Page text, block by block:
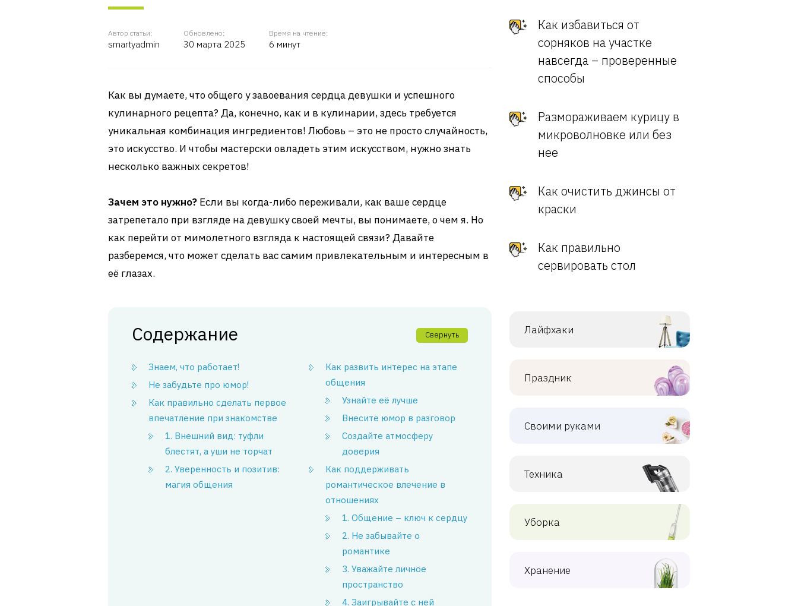
Автор статьи:
smartyadmin
Обновлено:
30 марта 2025
Время на чтение:
6 минут
Как вы думаете, что общего у завоевания сердца девушки и успешного
кулинарного рецепта? Да, конечно, как и в кулинарии, здесь требуется
уникальная комбинация ингредиентов! Любовь – это не просто случайность,
это искусство. И чтобы мастерски овладеть этим искусством, нужно знать
несколько важных секретов!
Зачем это нужно? Если вы когда-либо переживали, как ваше сердце
затрепетало при взгляде на девушку своей мечты, вы понимаете, о чем я. Но
как перейти от мимолетного взгляда к настоящей связи? Давайте
разберемся, что может сделать вас самим привлекательным и интересным в
её глазах.
Содержание Свернуть
Знаем, что работает!
Не забудьте про юмор!
Как правильно сделать первое
впечатление при знакомстве
1. Внешний вид: туфли
блестят, а уши не торчат
2. Уверенность и позитив:
магия общения
Как развить интерес на этапе
общения
Узнайте её лучше
Внесите юмор в разговор
Создайте атмосферу
доверия
Как поддерживать
романтическое влечение в
отношениях
1. Общение – ключ к сердцу
2. Не забывайте о
романтике
3. Уважайте личное
пространство
4. Заигрывайте с ней
Как избавиться от
сорняков на участке
навсегда – проверенные
способы
Размораживаем курицу в
микроволновке или без
нее
Как очистить джинсы от
краски
Как правильно
сервировать стол
Лайфхаки
Праздник
Своими руками
Техника
Уборка
Хранение